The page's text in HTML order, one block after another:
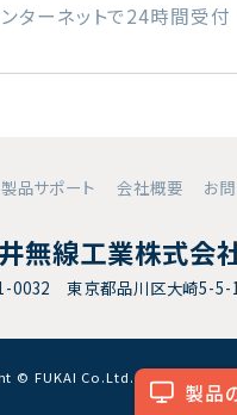
製品
ターネットで24時間受付
製品サポート 会社概要 お
無線工業株式会
0032 東京都品川区大崎5-5-
© FUKAI Co.Ltd. All